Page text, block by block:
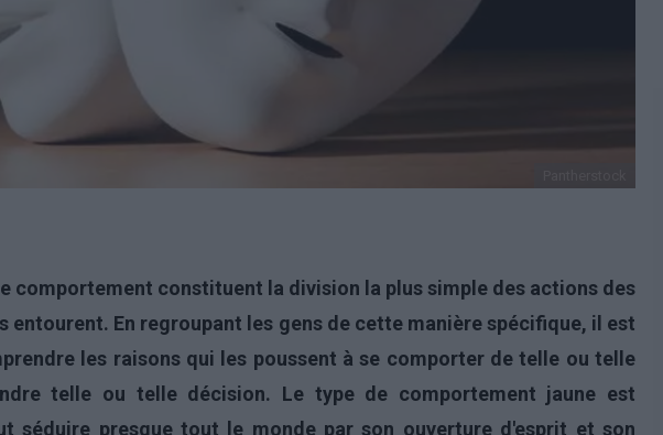
comportement constituent la division la plus simple des actions des
entourent. En regroupant les gens de cette manière spécifique, il est
les raisons qui les poussent à se comporter de telle ou telle
telle ou telle décision. Le type de comportement jaune est
séduire presque tout le monde par son ouverture d'esprit et son